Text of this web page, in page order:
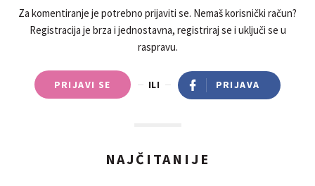
Za komentiranje je potrebno prijaviti se. Nemaš korisnički račun?
Registracija je brza i jednostavna, registriraj se i uključi se u
raspravu.
PRIJAVI SE ILI PRIJAVA
NAJČITANIJE